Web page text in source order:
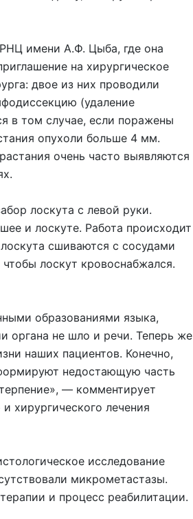
имени А.Ф. Цыба, где она
на хирургическое
двое из них проводили
(удаление
в том случае, если поражены
опухоли больше 4 мм.
очень часто выявляются
лоскута с левой руки.
и лоскуте. Работа происходит
сшиваются с сосудами
лоскут кровоснабжался.
образованиями языка,
органа не шло и речи. Теперь же
наших пациентов. Конечно,
недостающую часть
— комментирует
хирургического лечения
исследование
микрометастазы.
и процесс реабилитации.